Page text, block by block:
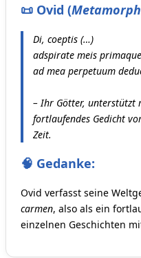
📜 Ovid (
Di, coeptis (…)
adspirate meis
ad mea perpetuum
– Ihr Götter, unterstützt
fortlaufendes Gedicht
Zeit.
🧠 Gedanke:
Ovid verfasst seine
carmen, also als ein
einzelnen Geschichten